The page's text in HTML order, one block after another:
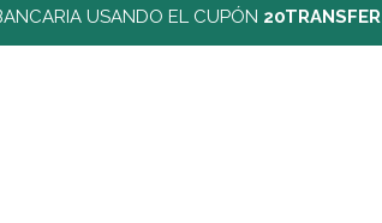
USANDO EL CUPÓN 20TRANSFER